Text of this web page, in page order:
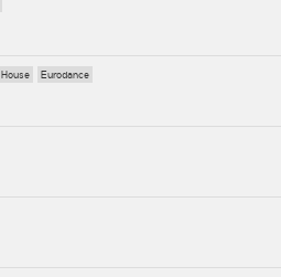
House Eurodance